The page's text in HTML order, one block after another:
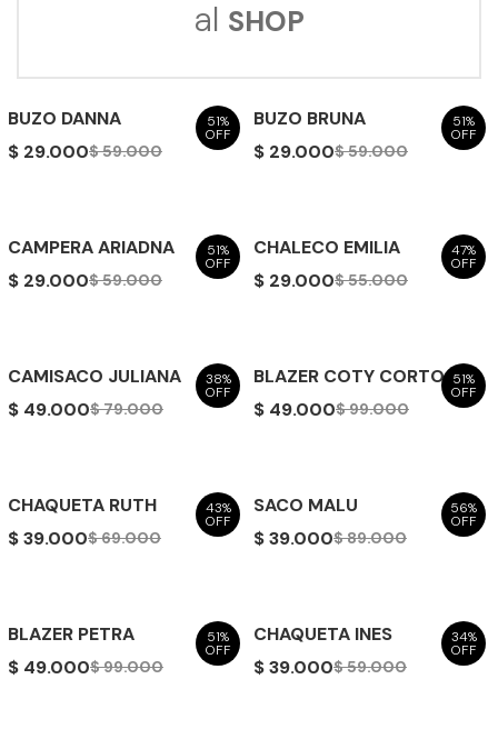
al SHOP
51%
OFF
BUZO DANNA
$ 29.000$ 59.000
51%
OFF
BUZO BRUNA
$ 29.000$ 59.000
51%
OFF
CAMPERA ARIADNA
$ 29.000$ 59.000
47%
OFF
CHALECO EMILIA
$ 29.000$ 55.000
38%
OFF
CAMISACO JULIANA
$ 49.000$ 79.000
51%
OFF
BLAZER COTY CORTO
$ 49.000$ 99.000
43%
OFF
CHAQUETA RUTH
$ 39.000$ 69.000
56%
OFF
SACO MALU
$ 39.000$ 89.000
51%
OFF
BLAZER PETRA
$ 49.000$ 99.000
34%
OFF
CHAQUETA INES
$ 39.000$ 59.000